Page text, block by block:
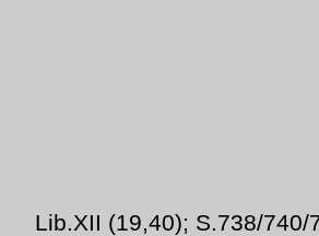
Lib.XII (19,40); S.738/740/